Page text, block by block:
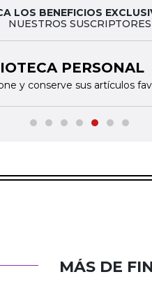
LOS BENEFICIOS
NUESTROS SUSCRIPTORES
PERSONAL
y conserve sus artículos
MÁS DE